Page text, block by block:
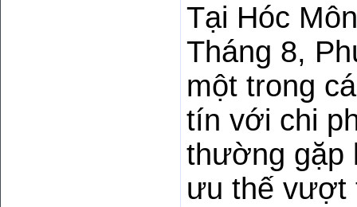
Tại Hóc
Tháng 8,
một trong
tín với chi
thường gặp
ưu thế vượt